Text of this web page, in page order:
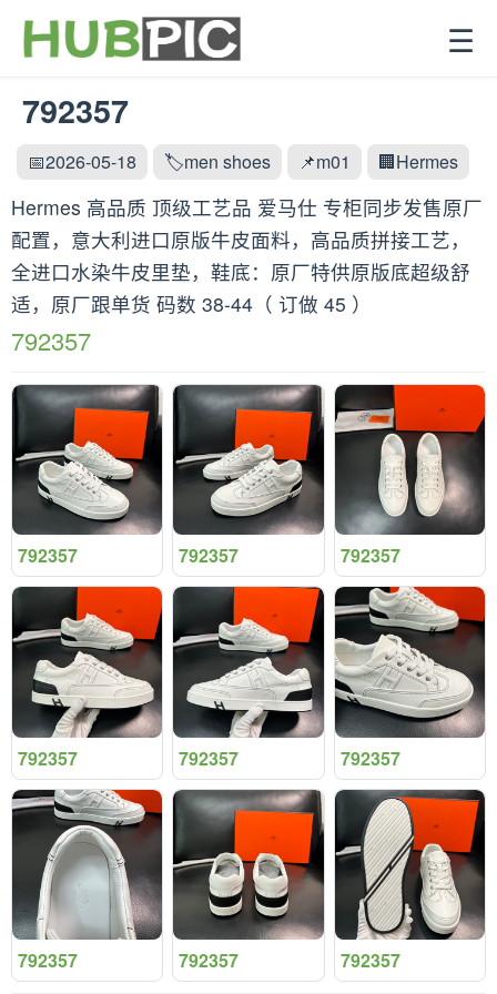
☰
792357
📅2026-05-18 🏷️men shoes 📌m01 🏢Hermes
Hermes 高品质 顶级工艺品 爱马仕 专柜同步发售原厂
配置，意大利进口原版牛皮面料，高品质拼接工艺，
全进口水染牛皮里垫，鞋底：原厂特供原版底超级舒
适，原厂跟单货 码数 38-44（ 订做 45 ）
792357
792357 792357 792357
792357 792357 792357
792357 792357 792357